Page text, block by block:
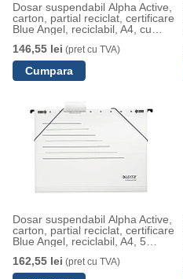
Dosar suspendabil Alpha Active,
carton, partial reciclat, certificare
Blue Angel, reciclabil, A4, cu
146,55 lei (pret cu TVA)
Dosar suspendabil Alpha Active,
carton, partial reciclat, certificare
Blue Angel, reciclabil, A4, 5
162,55 lei (pret cu TVA)